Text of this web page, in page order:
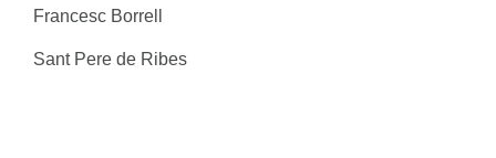
Francesc Borrell
Sant Pere de Ribes